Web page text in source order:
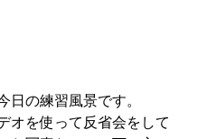
日の練習風景です。
オを使って反省会をして